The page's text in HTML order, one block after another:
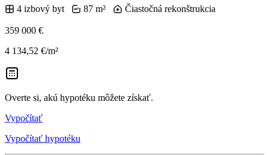
4 izbový byt
87 m² Čiastočná rekonštrukcia
359 000 €
4 134,52 €/m²
Overte si, akú hypotéku môžete získať.
Vypočítať
Vypočítať hypotéku